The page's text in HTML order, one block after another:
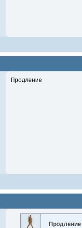
Продление
Продление